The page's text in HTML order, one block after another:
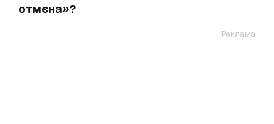
отмєна»?
Реклама